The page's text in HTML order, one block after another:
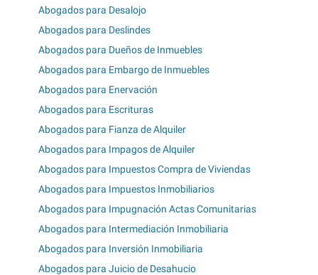
Abogados para Desalojo
Abogados para Deslindes
Abogados para Dueños de Inmuebles
Abogados para Embargo de Inmuebles
Abogados para Enervación
Abogados para Escrituras
Abogados para Fianza de Alquiler
Abogados para Impagos de Alquiler
Abogados para Impuestos Compra de Viviendas
Abogados para Impuestos Inmobiliarios
Abogados para Impugnación Actas Comunitarias
Abogados para Intermediación Inmobiliaria
Abogados para Inversión Inmobiliaria
Abogados para Juicio de Desahucio